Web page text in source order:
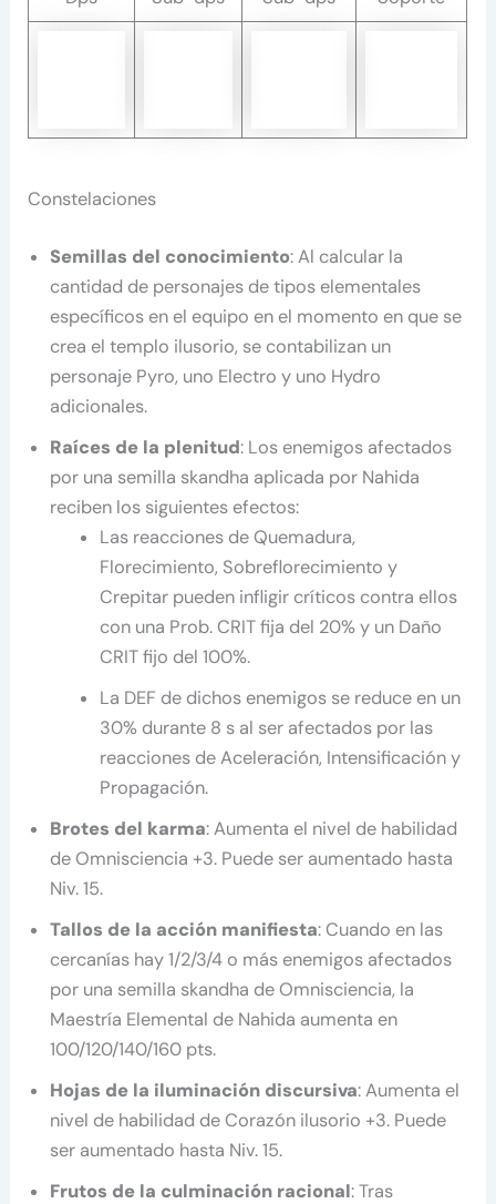
Constelaciones
Semillas del conocimiento: Al calcular la
cantidad de personajes de tipos elementales
específicos en el equipo en el momento en que se
crea el templo ilusorio, se contabilizan un
personaje Pyro, uno Electro y uno Hydro
adicionales.
Raíces de la plenitud: Los enemigos afectados
por una semilla skandha aplicada por Nahida
reciben los siguientes efectos:
Las reacciones de Quemadura,
Florecimiento, Sobreflorecimiento y
Crepitar pueden infligir críticos contra ellos
con una Prob. CRIT fija del 20% y un Daño
CRIT fijo del 100%.
La DEF de dichos enemigos se reduce en un
30% durante 8 s al ser afectados por las
reacciones de Aceleración, Intensificación y
Propagación.
Brotes del karma: Aumenta el nivel de habilidad
de Omnisciencia +3. Puede ser aumentado hasta
Niv. 15.
Tallos de la acción manifiesta: Cuando en las
cercanías hay 1/2/3/4 o más enemigos afectados
por una semilla skandha de Omnisciencia, la
Maestría Elemental de Nahida aumenta en
100/120/140/160 pts.
Hojas de la iluminación discursiva: Aumenta el
nivel de habilidad de Corazón ilusorio +3. Puede
ser aumentado hasta Niv. 15.
Frutos de la culminación racional: Tras